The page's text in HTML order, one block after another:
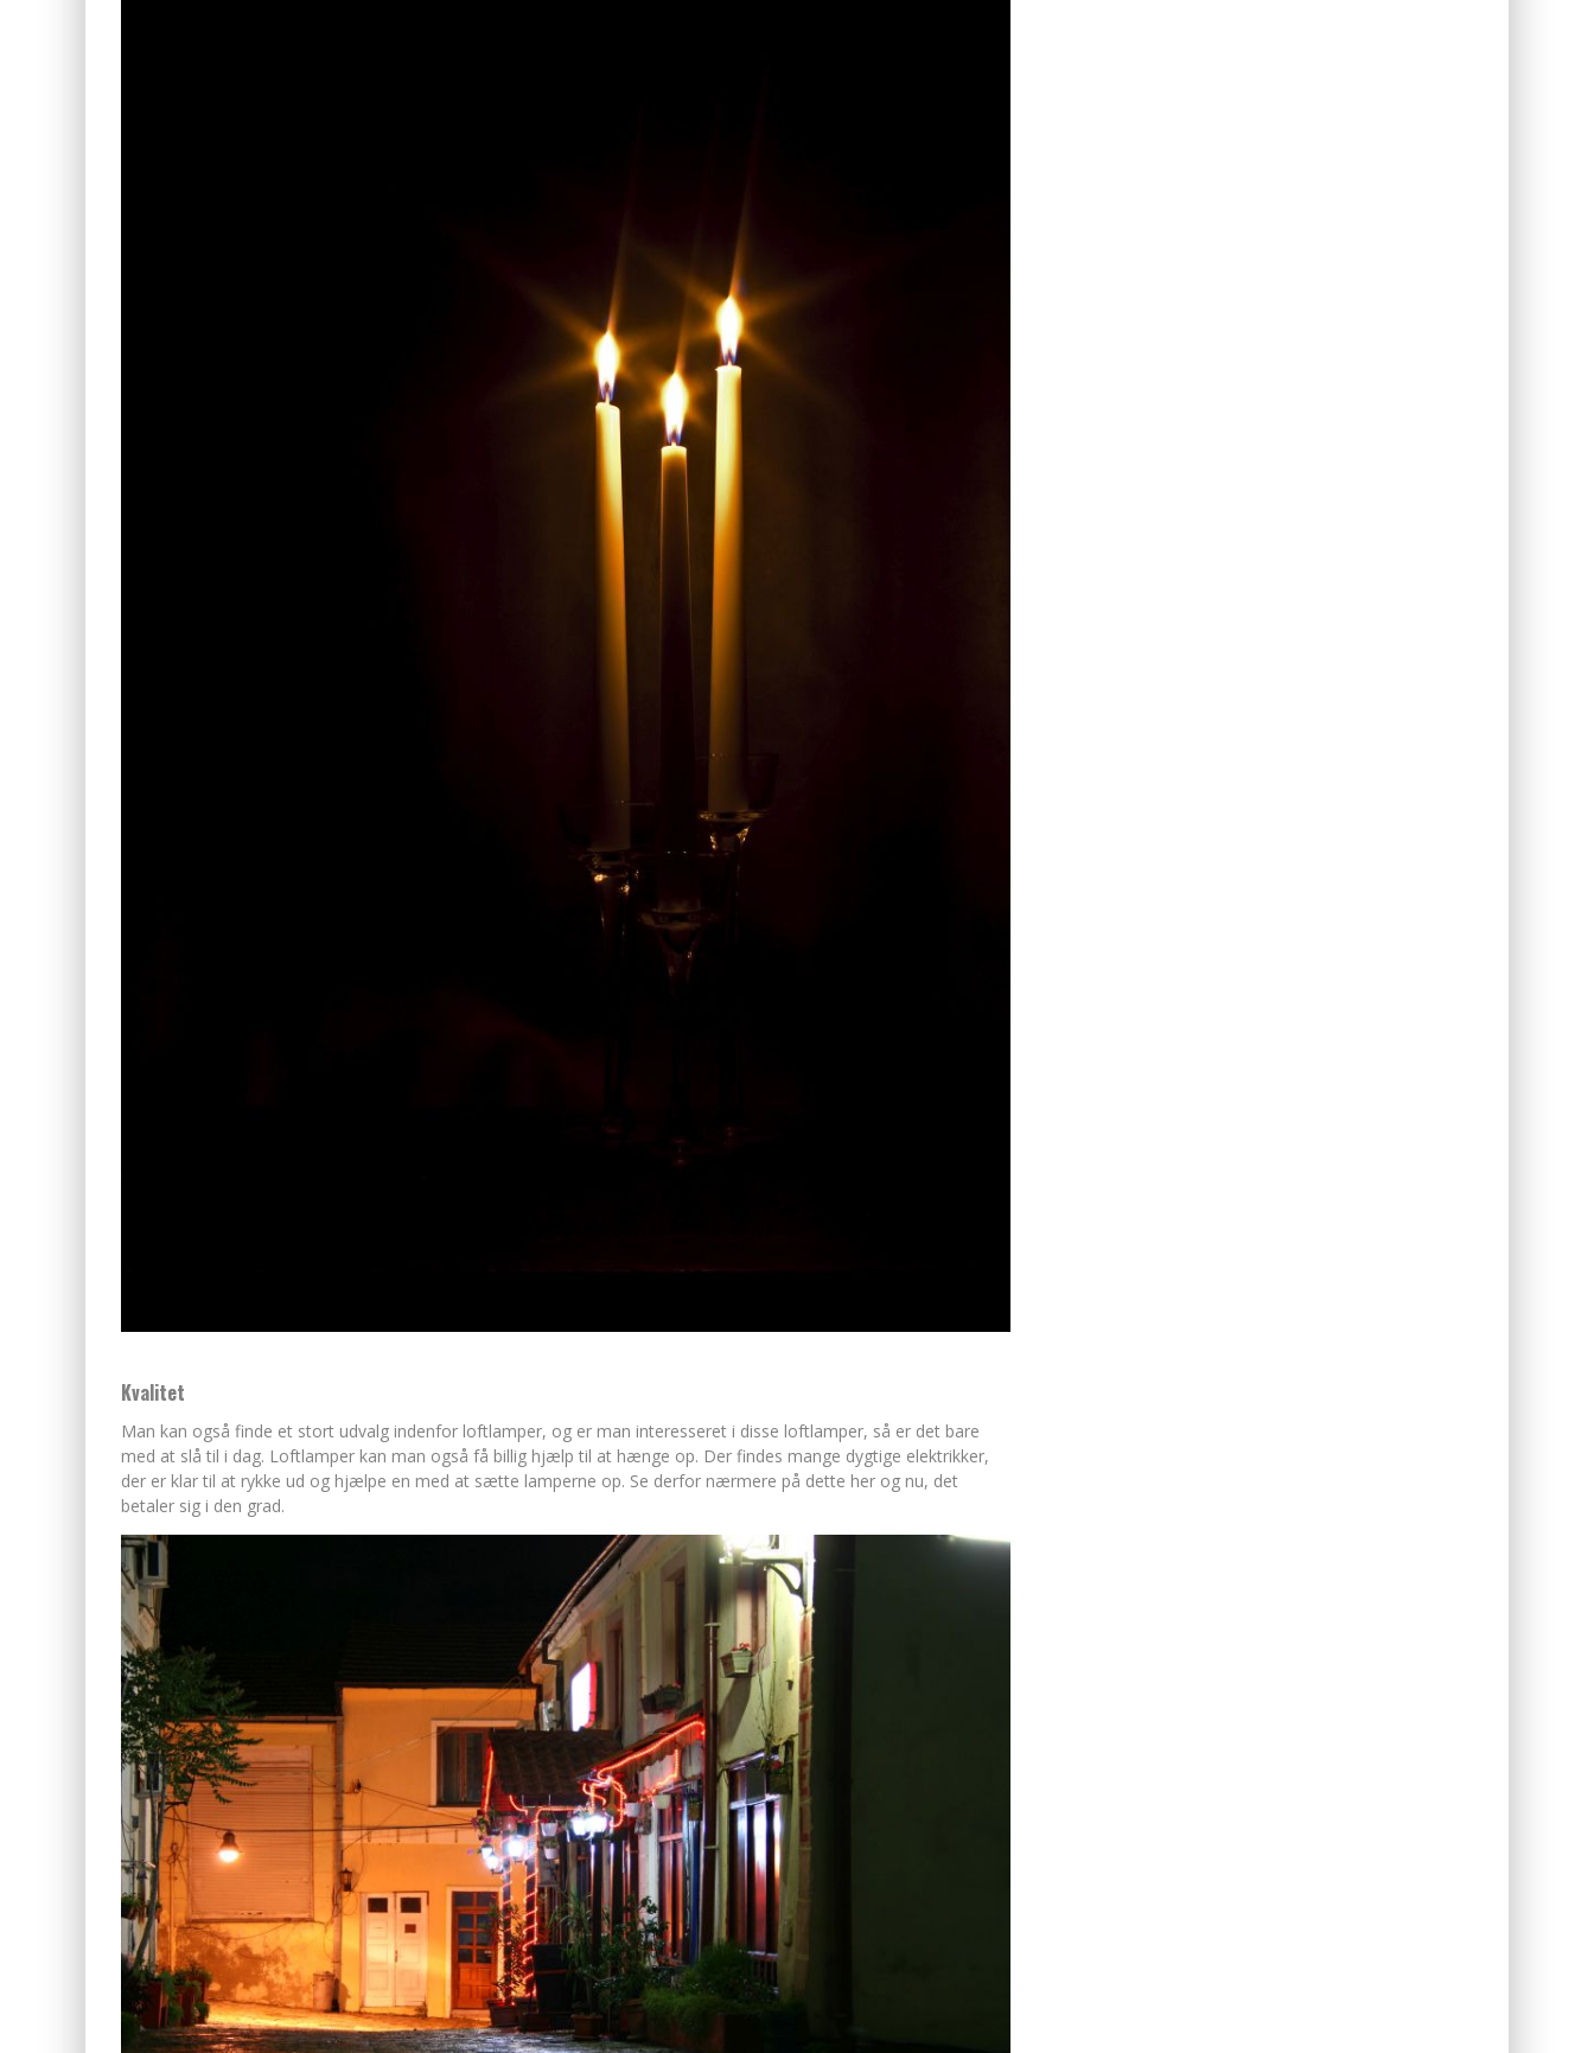
Kvalitet
Man kan også finde et stort udvalg indenfor loftlamper, og er man interesseret i disse loftlamper, så er det bare
med at slå til i dag. Loftlamper kan man også få billig hjælp til at hænge op. Der findes mange dygtige elektrikker,
der er klar til at rykke ud og hjælpe en med at sætte lamperne op. Se derfor nærmere på dette her og nu, det
betaler sig i den grad.